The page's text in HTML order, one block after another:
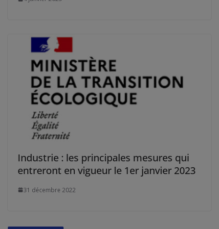
Industrie : les principales mesures qui
entreront en vigueur le 1er janvier 2023
31 décembre 2022